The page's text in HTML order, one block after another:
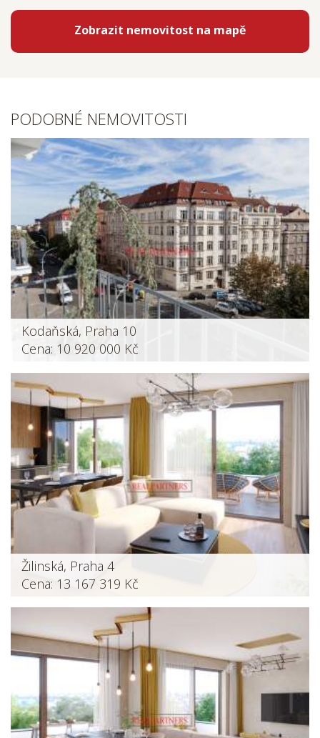
Zobrazit nemovitost na mapě
PODOBNÉ NEMOVITOSTI
Kodaňská, Praha 10
Cena: 10 920 000 Kč
Žilinská, Praha 4
Cena: 13 167 319 Kč